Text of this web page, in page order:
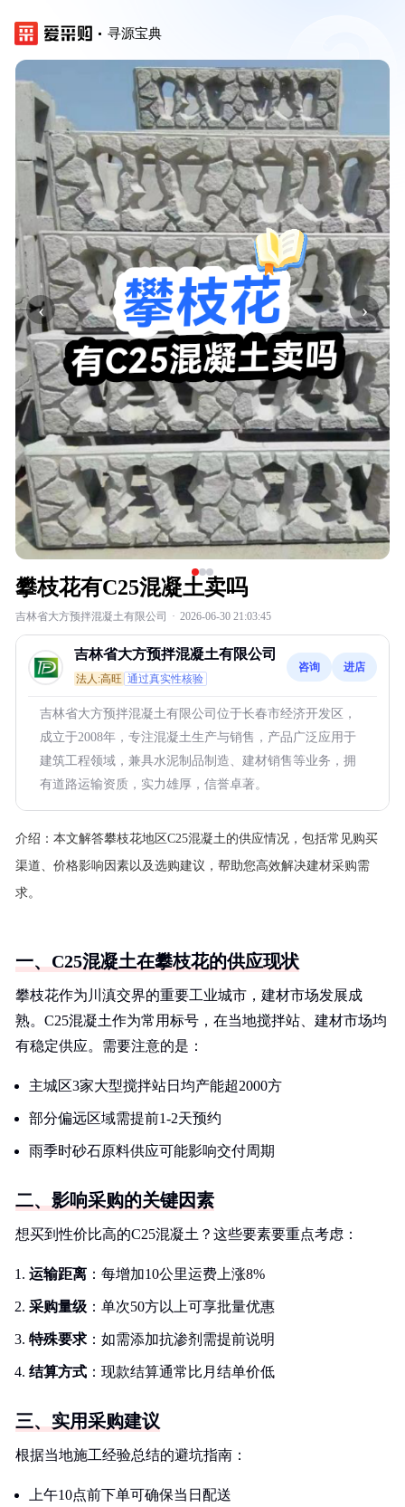
寻源宝典
‹ ›
攀枝花有C25混凝土卖吗
吉林省大方预拌混凝土有限公司 · 2026-06-30 21:03:45
吉林省大方预拌混凝土有限公司
法人:高旺 通过真实性核验
咨询 进店
吉林省大方预拌混凝土有限公司位于长春市经济开发区，
成立于2008年，专注混凝土生产与销售，产品广泛应用于
建筑工程领域，兼具水泥制品制造、建材销售等业务，拥
有道路运输资质，实力雄厚，信誉卓著。
介绍： 本文解答攀枝花地区C25混凝土的供应情况，包括常见购买
渠道、价格影响因素以及选购建议，帮助您高效解决建材采购需
求。
一、C25混凝土在攀枝花的供应现状
攀枝花作为川滇交界的重要工业城市，建材市场发展成
熟。C25混凝土作为常用标号，在当地搅拌站、建材市场均
有稳定供应。需要注意的是：
主城区3家大型搅拌站日均产能超2000方
部分偏远区域需提前1-2天预约
雨季时砂石原料供应可能影响交付周期
二、影响采购的关键因素
想买到性价比高的C25混凝土？这些要素要重点考虑：
运输距离 ：每增加10公里运费上涨8%
采购量级 ：单次50方以上可享批量优惠
特殊要求 ：如需添加抗渗剂需提前说明
结算方式 ：现款结算通常比月结单价低
三、实用采购建议
根据当地施工经验总结的避坑指南：
上午10点前下单可确保当日配送